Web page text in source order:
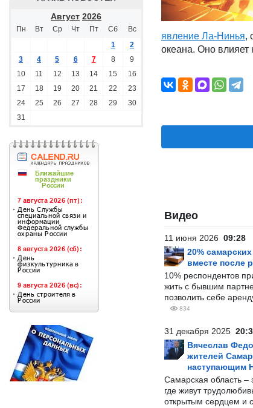
Август 2026
Пн Вт Ср Чт Пт Сб
Вс
1
2
3
4 5 6 7 8
9
10
11 12 13 14 15
16
17
18 19 20 21 22
23
24
25 26 27 28 29
30
31
явление Ла-Нинья,
океана. Оно влияет
Видео
11 июня 2026 09:28
20%
вместе после
10% респондентов
жить с бывшим
позволить себе
834
31 декабря 2025
Вячеслав
жителей
наступающим
Самарская область –
где живут
открытым сердцем и